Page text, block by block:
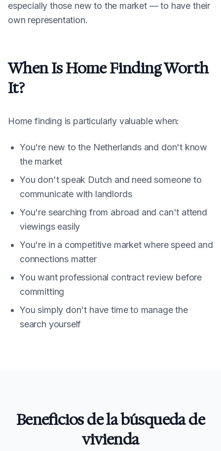
especially those new to the market — to have their
own representation.
When Is Home Finding Worth
It?
Home finding is particularly valuable when:
You're new to the Netherlands and don't know
the market
You don't speak Dutch and need someone to
communicate with landlords
You're searching from abroad and can't attend
viewings easily
You're in a competitive market where speed and
connections matter
You want professional contract review before
committing
You simply don't have time to manage the
search yourself
Beneficios de la búsqueda de
vivienda